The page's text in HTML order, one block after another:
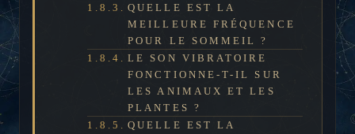
QUELLE EST LA
MEILLEURE FRÉQUENCE
POUR LE SOMMEIL ?
LE SON VIBRATOIRE
FONCTIONNE-T-IL SUR
LES ANIMAUX ET LES
PLANTES ?
QUELLE EST LA